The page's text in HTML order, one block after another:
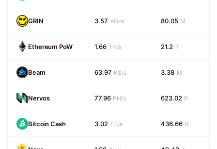
GRIN 3.57 KGps 80.05 M
Ethereum PoW 1.66 TH/s 21.2 T
Beam 63.97 KS/s 3.38 M
Nervos 77.96 PH/s 623.02 P
Bitcoin Cash 3.02 EH/s 436.66 G